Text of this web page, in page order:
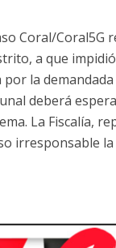
Coral/Coral5G
a que
la
deberá
La Fiscalía,
irresponsable